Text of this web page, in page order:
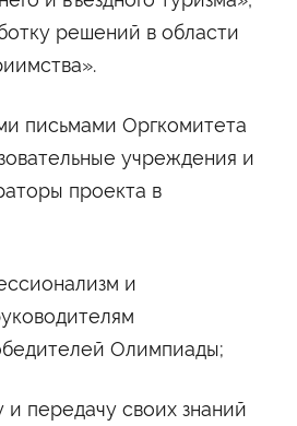
решений в области
письмами Оргкомитета
учреждения и
проекта в
и
Олимпиады;
и передачу своих знаний